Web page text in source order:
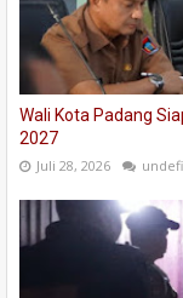
Wali Kota Padang
2027
Juli 28, 2026